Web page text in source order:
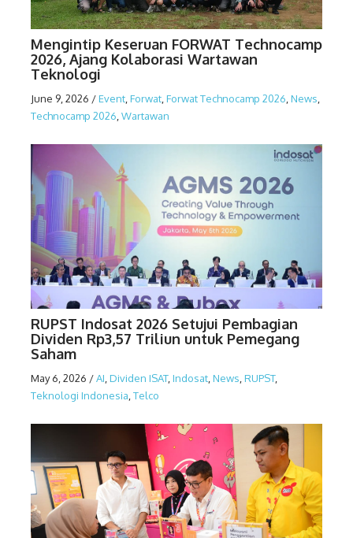
Mengintip Keseruan FORWAT Technocamp
2026, Ajang Kolaborasi Wartawan
Teknologi
June 9, 2026 /Event,Forwat,Forwat Technocamp 2026,News,
Technocamp 2026,Wartawan
RUPST Indosat 2026 Setujui Pembagian
Dividen Rp3,57 Triliun untuk Pemegang
Saham
May 6, 2026 /AI Dividen ISAT, Indosat News RUPST,
Teknologi Indonesia Telco